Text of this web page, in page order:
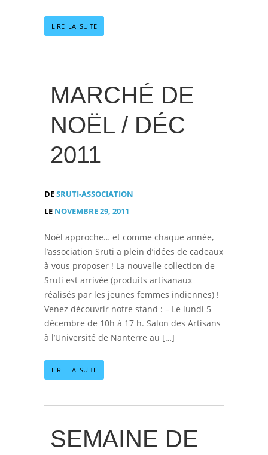
LIRE LA SUITE
MARCHÉ DE
NOËL / DÉC
2011
DESRUTI-ASSOCIATION
LE NOVEMBRE 29, 2011
Noël approche… et comme chaque année,
l’association Sruti a plein d’idées de cadeaux
à vous proposer ! La nouvelle collection de
Sruti est arrivée (produits artisanaux
réalisés par les jeunes femmes indiennes) !
Venez découvrir notre stand : – Le lundi 5
décembre de 10h à 17 h. Salon des Artisans
à l’Université de Nanterre au […]
LIRE LA SUITE
SEMAINE DE